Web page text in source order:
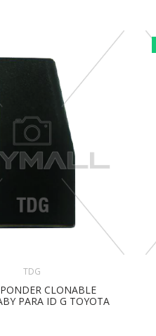
TDG
CLONABLE
PARA ID G TOYOTA